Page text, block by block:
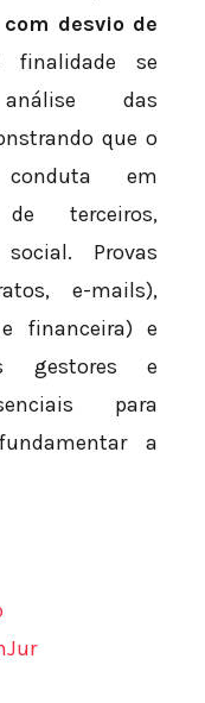
desvio de
se
das
que o
conduta em
terceiros,
Provas
e-mails),
financeira) e
gestores e
para
a